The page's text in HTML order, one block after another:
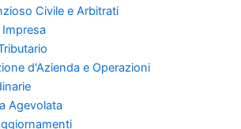
Civile e Arbitrati
d'Azienda e Operazioni
Agevolata
Anna Pizzini
Antonio Gentile
Olga Durante
Pierpaolo Galimi
Paolo Florio
Erika Marrese